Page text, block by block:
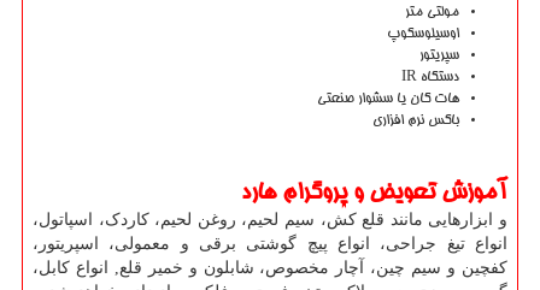
مولتی متر
اوسیلوسکوپ
سپریتور
دستگاه IR
هات گان یا سشوار صنعتی
باکس نرم افزاری
آموزش تعویض و پروگرام هارد
و ابزارهایی مانند قلع کش، سیم لحیم، روغن لحیم، کاردک، اسپاتول،
انواع تیغ جراحی، انواع پیچ گوشتی برقی و معمولی، اسپریتور،
کفچین و سیم چین، آچار مخصوص، شابلون و خمیر قلع, انواع کابل،